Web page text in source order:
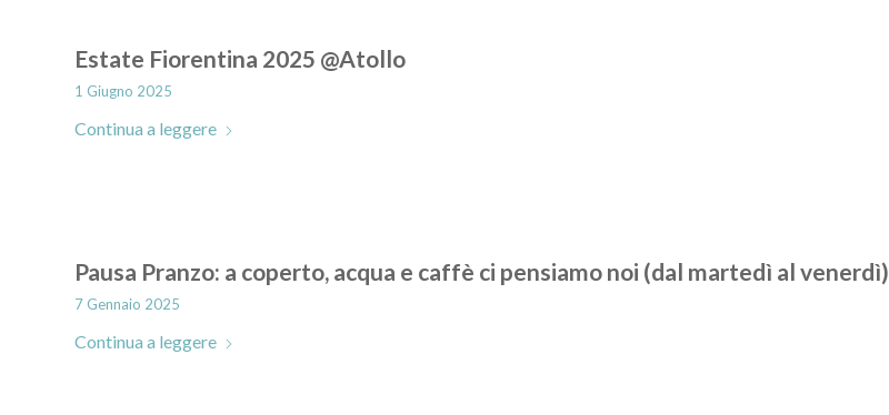
Estate Fiorentina 2025 @Atollo
1 Giugno 2025
Continua a leggere
Pausa Pranzo: a coperto, acqua e caffè ci pensiamo noi (dal martedì al venerdì)
7 Gennaio 2025
Continua a leggere